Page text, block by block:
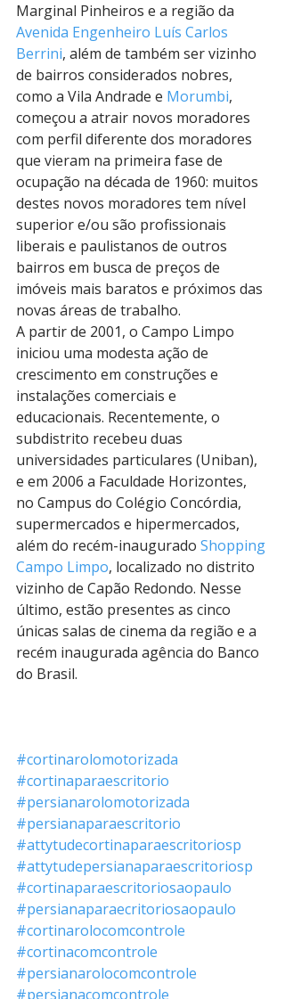
Marginal Pinheiros e a região da
Avenida Engenheiro Luís Carlos
Berrini, além de também ser vizinho
de bairros considerados nobres,
como a Vila Andrade e Morumbi,
começou a atrair novos moradores
com perfil diferente dos moradores
que vieram na primeira fase de
ocupação na década de 1960: muitos
destes novos moradores tem nível
superior e/ou são profissionais
liberais e paulistanos de outros
bairros em busca de preços de
imóveis mais baratos e próximos das
novas áreas de trabalho.
A partir de 2001, o Campo Limpo
iniciou uma modesta ação de
crescimento em construções e
instalações comerciais e
educacionais. Recentemente, o
subdistrito recebeu duas
universidades particulares (Uniban),
e em 2006 a Faculdade Horizontes,
no Campus do Colégio Concórdia,
supermercados e hipermercados,
além do recém-inaugurado Shopping
Campo Limpo, localizado no distrito
vizinho de Capão Redondo. Nesse
último, estão presentes as cinco
únicas salas de cinema da região e a
recém inaugurada agência do Banco
do Brasil.
#cortinarolomotorizada
#cortinaparaescritorio
#persianarolomotorizada
#persianaparaescritorio
#attytudecortinaparaescritoriosp
#attytudepersianaparaescritoriosp
#cortinaparaescritoriosaopaulo
#persianaparaecritoriosaopaulo
#cortinarolocomcontrole
#cortinacomcontrole
#persianarolocomcontrole
#persianacomcontrole